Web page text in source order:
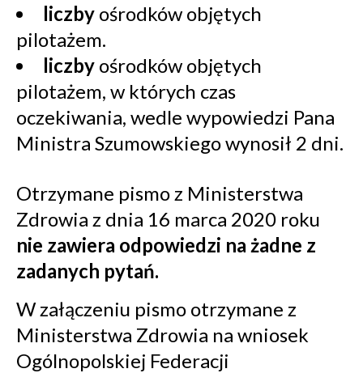
liczby ośrodków objętych
pilotażem.
liczby ośrodków objętych
pilotażem, w których czas
oczekiwania, wedle wypowiedzi Pana
Ministra Szumowskiego wynosił 2 dni.
Otrzymane pismo z Ministerstwa
Zdrowia z dnia 16 marca 2020 roku
nie zawiera odpowiedzi na żadne z
zadanych pytań.
W załączeniu pismo otrzymane z
Ministerstwa Zdrowia na wniosek
Ogólnopolskiej Federacji